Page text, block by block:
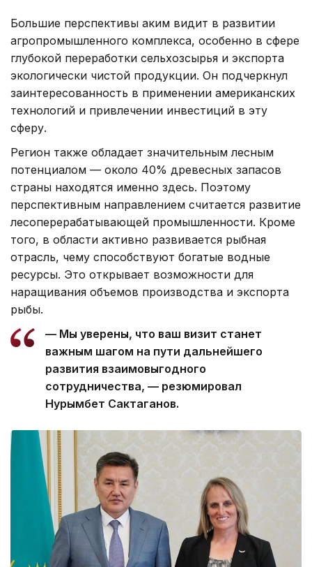
Большие перспективы аким видит в развитии
агропромышленного комплекса, особенно в сфере
глубокой переработки сельхозсырья и экспорта
экологически чистой продукции. Он подчеркнул
заинтересованность в применении американских
технологий и привлечении инвестиций в эту
сферу.
Регион также обладает значительным лесным
потенциалом — около 40% древесных запасов
страны находятся именно здесь. Поэтому
перспективным направлением считается развитие
лесоперерабатывающей промышленности. Кроме
того, в области активно развивается рыбная
отрасль, чему способствуют богатые водные
ресурсы. Это открывает возможности для
наращивания объемов производства и экспорта
рыбы.
— Мы уверены, что ваш визит станет
важным шагом на пути дальнейшего
развития взаимовыгодного
сотрудничества, — резюмировал
Нурымбет Сактаганов.